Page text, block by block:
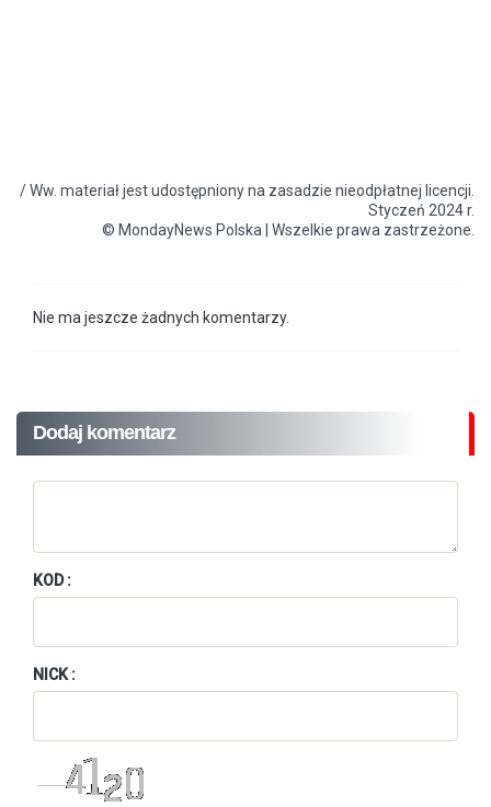
/ Ww. materiał jest udostępniony na zasadzie nieodpłatnej licencji.
Styczeń 2024 r.
© MondayNews Polska | Wszelkie prawa zastrzeżone.
Nie ma jeszcze żadnych komentarzy.
Dodaj komentarz
KOD :
NICK :